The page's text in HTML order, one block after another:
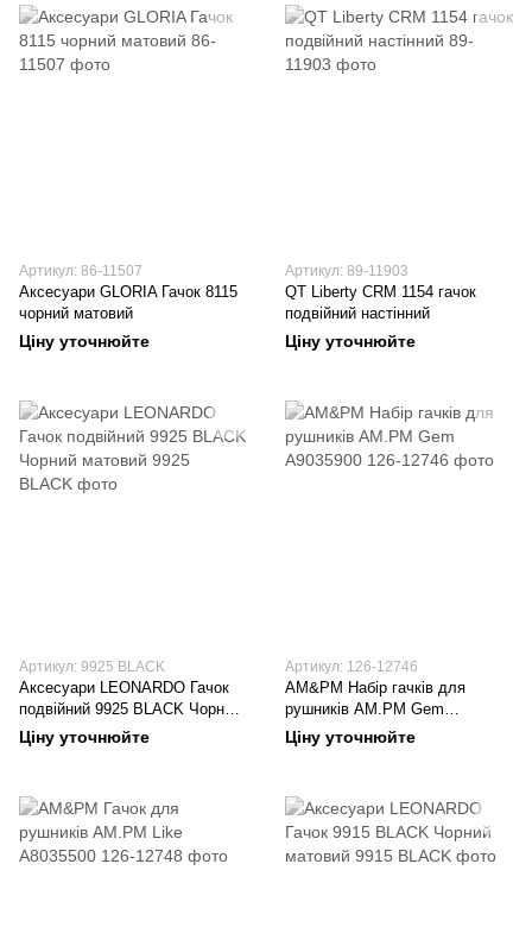
Артикул: 86-11507
Аксесуари GLORIA Гачок 8115
чорний матовий
Ціну уточнюйте
Артикул: 89-11903
QT Liberty CRM 1154 гачок
подвійний настінний
Ціну уточнюйте
Артикул: 9925 BLACK
Аксесуари LEONARDO Гачок
подвійний 9925 BLACK Чорний
матовий
Ціну уточнюйте
Артикул: 126-12746
AM&PM Набір гачків для
рушників AM.PM Gem
A9035900
Ціну уточнюйте